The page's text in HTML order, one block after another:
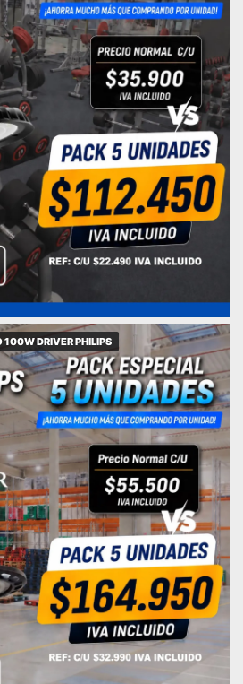
100W DRIVER PHILIPS